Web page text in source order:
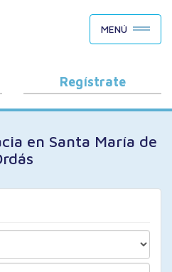
MENÚ
Regístrate
en Santa María de